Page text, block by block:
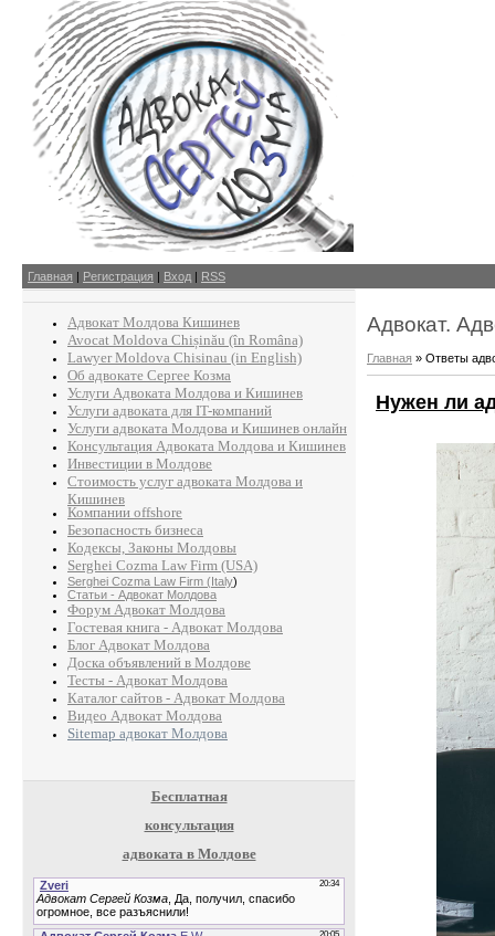
Главная | Регистрация | Вход | RSS
Адвокат Молдова Кишинев
Avocat Moldova Chișinău (în Româna)
Lawyer Moldova Chisinau (in English)
Об адвокате Сергее Козма
Услуги Адвоката Молдова и Кишинев
Услуги адвоката для IT-компаний
Услуги адвоката Молдова и Кишинев онлайн
Консультация Адвоката Молдова и Кишинев
Инвестиции в Молдове
Стоимость услуг адвоката Молдова и
Кишинев
Компании offshore
Безопасность бизнеса
Кодексы, Законы Молдовы
Serghei Cozma Law Firm (USA)
Serghei Cozma Law Firm (Italy)
Статьи - Адвокат Молдова
Форум Адвокат Молдова
Гостевая книга - Адвокат Молдова
Блог Адвокат Молдова
Доска объявлений в Молдове
Тесты - Адвокат Молдова
Каталог сайтов - Адвокат Молдова
Видео Адвокат Молдова
Sitemap адвокат Молдова
Бесплатная
консультация
адвоката в Молдове
Адвокат.
Главная » Ответы
Нужен ли